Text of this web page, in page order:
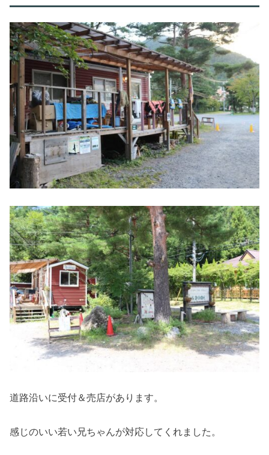
道路沿いに受付＆売店があります。
感じのいい若い兄ちゃんが対応してくれました。